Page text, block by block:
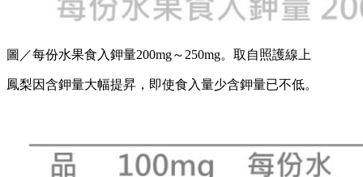
圖／每份水果食入鉀量200mg～250mg。取自照護線上
鳳梨因含鉀量大幅提昇，即使食入量少含鉀量已不低。